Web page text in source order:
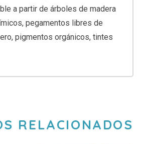
a partir de árboles de madera
pegamentos libres de
pigmentos orgánicos, tintes
RELACIONADOS